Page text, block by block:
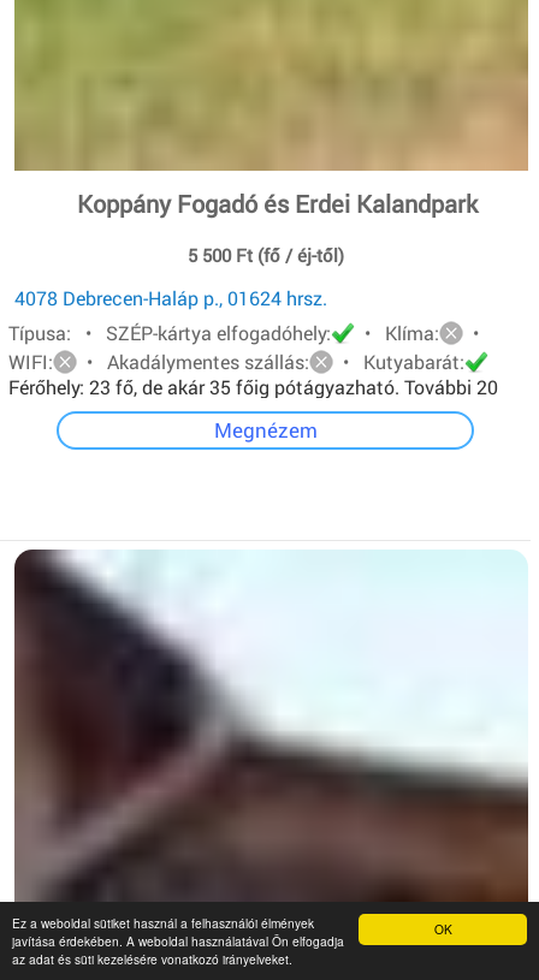
OK
Ez a weboldal sütiket használ a felhasználói élmények
javítása érdekében. A weboldal használatával Ön elfogadja
az adat és süti kezelésére vonatkozó irányelveket.
Koppány Fogadó és Erdei Kalandpark
5 500 Ft (fő / éj-től)
4078 Debrecen-Haláp p., 01624 hrsz.
Típusa: • SZÉP-kártya elfogadóhely:
• Klíma:
•
WIFI:
• Akadálymentes szállás:
• Kutyabarát:
Férőhely: 23 fő, de akár 35 főig pótágyazható. További 20
főt pedig sátorban tudunk elhelyezni.
Megnézem